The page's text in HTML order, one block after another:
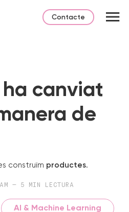
Contacte
ha canviat
de
construïm productes.
— 5 MIN LECTURA
AI & Machine Learning